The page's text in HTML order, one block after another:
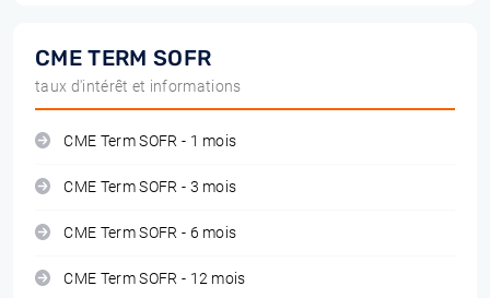
CME TERM SOFR
taux d'intérêt et informations
CME Term SOFR - 1 mois
CME Term SOFR - 3 mois
CME Term SOFR - 6 mois
CME Term SOFR - 12 mois